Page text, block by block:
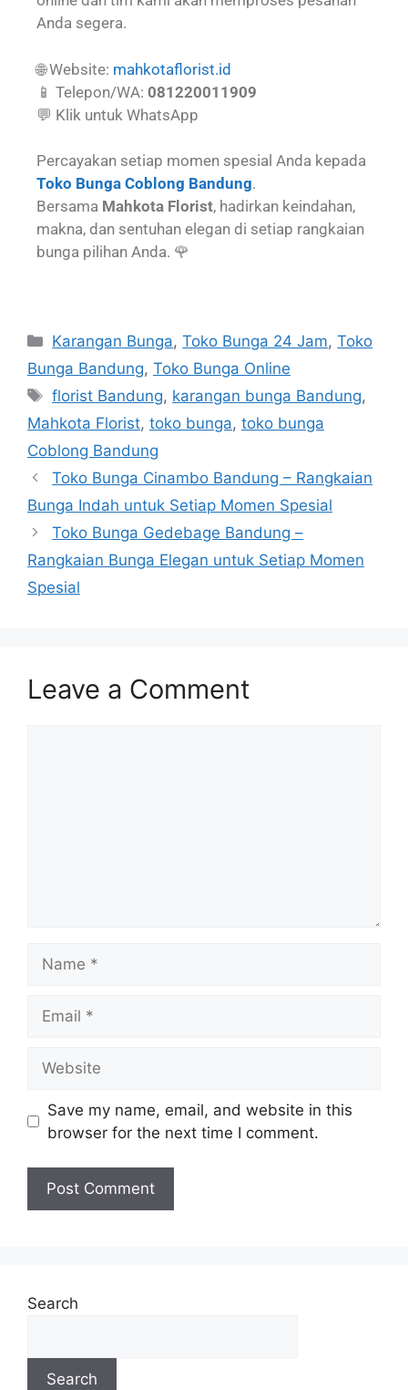
Anda segera.
🌐 Website: mahkotaflorist.id
📱 Telepon/WA: 081220011909
💬 Klik untuk WhatsApp
Percayakan setiap momen spesial Anda kepada
Toko Bunga Coblong Bandung.
Bersama Mahkota Florist, hadirkan keindahan,
makna, dan sentuhan elegan di setiap rangkaian
bunga pilihan Anda. 🌹
Karangan Bunga,Toko Bunga 24 Jam,Toko
Bunga Bandung, Toko Bunga Online
florist Bandung, karangan bunga Bandung,
Mahkota Florist, toko bunga, toko bunga
Coblong Bandung
Toko Bunga Cinambo Bandung – Rangkaian
Bunga Indah untuk Setiap Momen Spesial
Toko Bunga Gedebage Bandung –
Rangkaian Bunga Elegan untuk Setiap Momen
Spesial
Leave a Comment
Save my name, email, and website in this
browser for the next time I comment.
Search
Search